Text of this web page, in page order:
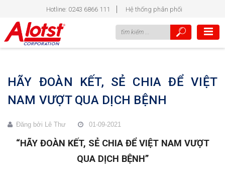
Hotline: 0243 6866 111 Hệ thống phân phối
HÃY ĐOÀN KẾT, SẺ CHIA ĐỂ VIỆT
NAM VƯỢT QUA DỊCH BỆNH
Đăng bởi Lê Thư 01-09-2021
“HÃY ĐOÀN KẾT, SẺ CHIA ĐỂ VIỆT NAM VƯỢT
QUA DỊCH BỆNH”